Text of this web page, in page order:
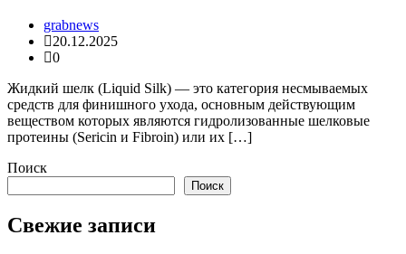
grabnews
20.12.2025
0
Жидкий шелк (Liquid Silk) — это категория несмываемых
средств для финишного ухода, основным действующим
веществом которых являются гидролизованные шелковые
протеины (Sericin и Fibroin) или их […]
Поиск
Поиск
Свежие записи